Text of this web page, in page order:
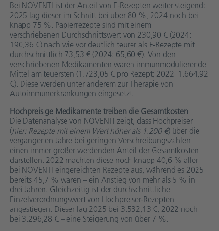
Bei NOVENTI ist der Anteil von E-Rezepten weiter steigend:
2025 lag dieser im Schnitt bei über 80 %, 2024 noch bei
knapp 75 %. Papierrezepte sind mit einem
verschriebenen Durchschnittswert von 230,90 € (2024:
190,36 €) nach wie vor deutlich teurer als E-Rezepte mit
durchschnittlich 73,53 € (2024: 65,60 €). Von den
verschriebenen Medikamenten waren immunmodulierende
Mittel am teuersten (1.723,05 € pro Rezept; 2022: 1.664,92
€). Diese werden unter anderem zur Therapie von
Autoimmunerkrankungen eingesetzt.
Hochpreisige Medikamente treiben die Gesamtkosten
Die Datenanalyse von NOVENTI zeigt, dass Hochpreiser
(hier: Rezepte mit einem Wert höher als 1.200 €) über die
vergangenen Jahre bei geringen Verschreibungszahlen
einen immer größer werdenden Anteil der Gesamtkosten
darstellen. 2022 machten diese noch knapp 40,6 % aller
bei NOVENTI eingereichten Rezepte aus, während es 2025
bereits 45,7 % waren – ein Anstieg von mehr als 5 % in
drei Jahren. Gleichzeitig ist der durchschnittliche
Einzelverordnungswert von Hochpreiser-Rezepten
angestiegen: Dieser lag 2025 bei 3.532,13 €, 2022 noch
bei 3.296,28 € – eine Steigerung von über 7 %.